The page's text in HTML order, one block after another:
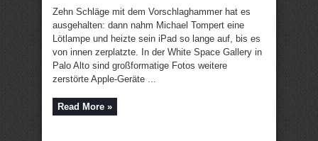
Zehn Schläge mit dem Vorschlaghammer hat es
ausgehalten: dann nahm Michael Tompert eine
Lötlampe und heizte sein iPad so lange auf, bis es
von innen zerplatzte. In der White Space Gallery in
Palo Alto sind großformatige Fotos weitere
zerstörte Apple-Geräte ...
Read More »